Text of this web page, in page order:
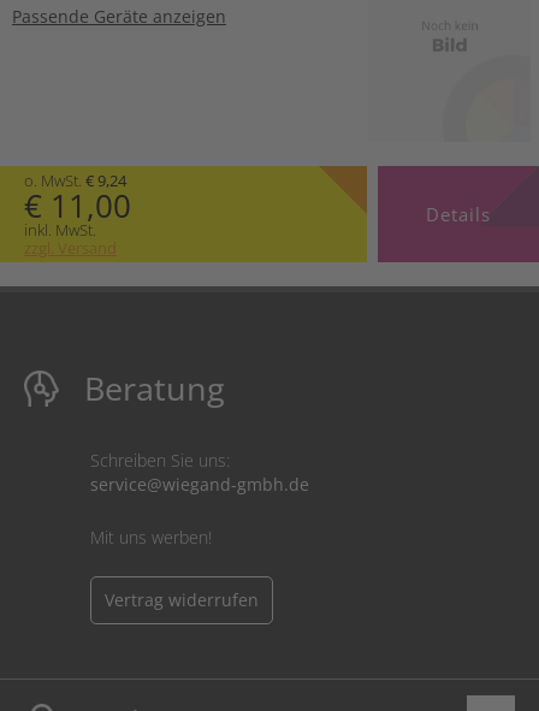
Passende Geräte anzeigen
o. MwSt. € 9,24
€ 11,00
inkl. MwSt.
zzgl. Versand
Details
Beratung
Schreiben Sie uns:
service@wiegand-gmbh.de
Mit uns werben!
Vertrag widerrufen